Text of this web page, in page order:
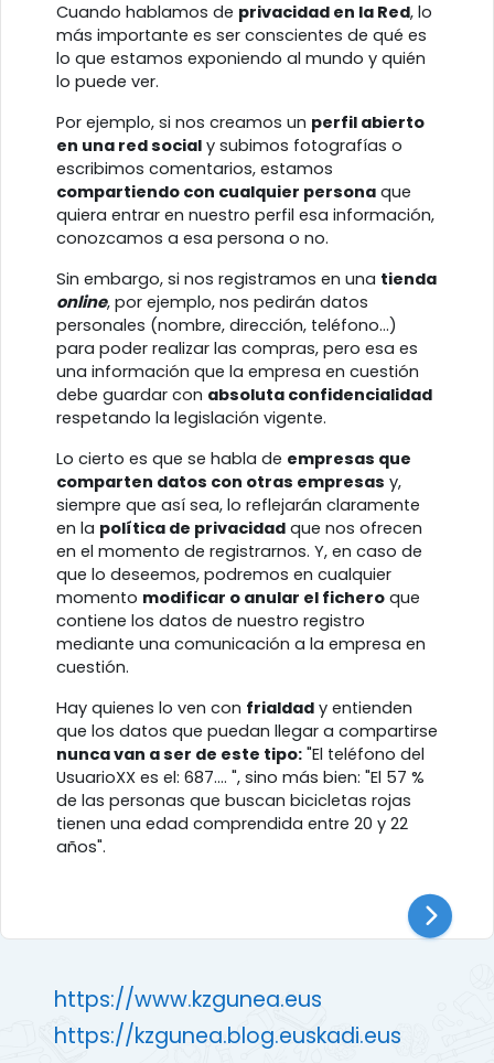
Cuando hablamos de privacidad en la Red, lo
más importante es ser conscientes de qué es
lo que estamos exponiendo al mundo y quién
lo puede ver.
Por ejemplo, si nos creamos un perfil abierto
en una red social y subimos fotografías o
escribimos comentarios, estamos
compartiendo con cualquier persona que
quiera entrar en nuestro perfil esa información,
conozcamos a esa persona o no.
Sin embargo, si nos registramos en una tienda
online, por ejemplo, nos pedirán datos
personales (nombre, dirección, teléfono...)
para poder realizar las compras, pero esa es
una información que la empresa en cuestión
debe guardar con absoluta confidencialidad
respetando la legislación vigente.
Lo cierto es que se habla de empresas que
comparten datos con otras empresas y,
siempre que así sea, lo reflejarán claramente
en la política de privacidad que nos ofrecen
en el momento de registrarnos. Y, en caso de
que lo deseemos, podremos en cualquier
momento modificar o anular el fichero que
contiene los datos de nuestro registro
mediante una comunicación a la empresa en
cuestión.
Hay quienes lo ven con frialdad y entienden
que los datos que puedan llegar a compartirse
nunca van a ser de este tipo: "El teléfono del
UsuarioXX es el: 687.... ", sino más bien: "El 57 %
de las personas que buscan bicicletas rojas
tienen una edad comprendida entre 20 y 22
años".
https://www.kzgunea.eus
https://kzgunea.blog.euskadi.eus